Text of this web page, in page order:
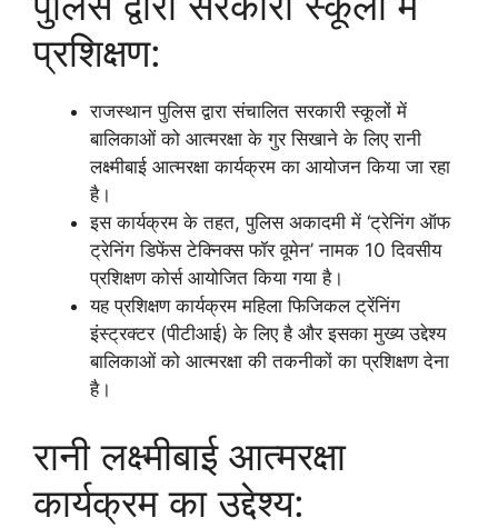
प्रशिक्षण:
राजस्थान पुलिस द्वारा संचालित सरकारी स्कूलों में
बालिकाओं को आत्मरक्षा के गुर सिखाने के लिए रानी
लक्ष्मीबाई आत्मरक्षा कार्यक्रम का आयोजन किया जा रहा
है।
इस कार्यक्रम के तहत, पुलिस अकादमी में ‘ट्रेनिंग ऑफ
ट्रेनिंग डिफेंस टेक्निक्स फॉर वूमेन’ नामक 10 दिवसीय
प्रशिक्षण कोर्स आयोजित किया गया है।
यह प्रशिक्षण कार्यक्रम महिला फिजिकल ट्रेंनिंग
इंस्ट्रक्टर (पीटीआई) के लिए है और इसका मुख्य उद्देश्य
बालिकाओं को आत्मरक्षा की तकनीकों का प्रशिक्षण देना
है।
रानी लक्ष्मीबाई आत्मरक्षा
कार्यक्रम का उद्देश्य: